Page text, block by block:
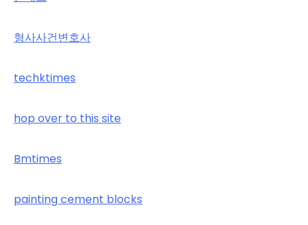
형사사건변호사
techktimes
hop over to this site
Bmtimes
painting cement blocks